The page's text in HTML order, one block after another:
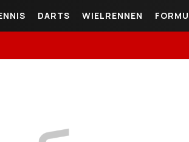
DARTS WIELRENNEN